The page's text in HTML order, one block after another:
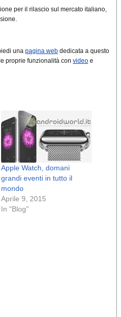
per il rilascio sul mercato italiano,
una pagina web dedicata a questo
proprie funzionalità con video e
Apple Watch, domani
grandi eventi in tutto il
mondo
Aprile 9, 2015
In "Blog"